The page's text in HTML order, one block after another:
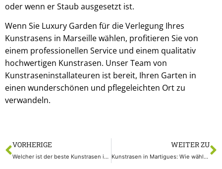
oder wenn er Staub ausgesetzt ist.
Wenn Sie Luxury Garden für die Verlegung Ihres
Kunstrasens in Marseille wählen, profitieren Sie von
einem professionellen Service und einem qualitativ
hochwertigen Kunstrasen. Unser Team von
Kunstraseninstallateuren ist bereit, Ihren Garten in
einen wunderschönen und pflegeleichten Ort zu
verwandeln.
VORHERIGE
Welcher ist der beste Kunstrasen in Aubagne? Entdecken Sie seine ökologischen Vorteile in Trockenzeiten
WEITER ZU
Kunstrasen in Martigues: Wie wählen Sie das richtige Modell und pflegen Sie Ihren Kunstrasen sorglos?